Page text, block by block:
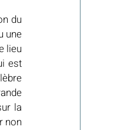
du
une
lieu
est
la
non